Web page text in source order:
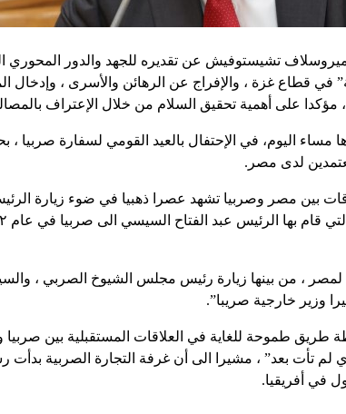
ميروسلاف تشيستوفيش عن تقديره للجهد والدور
في قطاع غزة ، والإفراج عن الرهائن والأسرى ، وإدخال
على أهمية تحقيق السلام من خلال الإعتراف
مساء اليوم، في الإحتفال بالعيد القومي لسفارة
لدى مصر.
بين مصر وصربيا تشهد عصرا ذهبيا في ضوء زيارة
، من بينها زيارة رئيس مجلس الشيوخ الصربي ،
وزير خارجية صريبا”.
طريق طموحة للغاية في العلاقات المستقبلية بين
لم تأت بعد” ، مشيرا الى أن غرفة التجارة الصربية
في أفريقيا.